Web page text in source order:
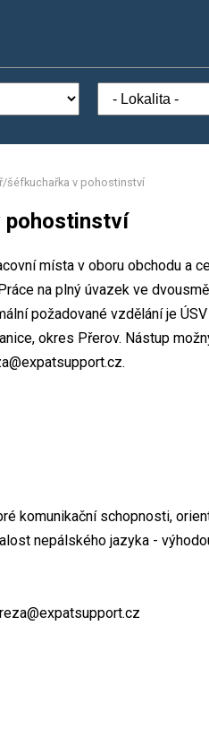
šéfkuchařka v pohostinství
pohostinství
místa v oboru obchodu a
na plný úvazek ve
požadované vzdělání je
okres Přerov. Nástup
komunikační schopnosti,
nepálského jazyka -